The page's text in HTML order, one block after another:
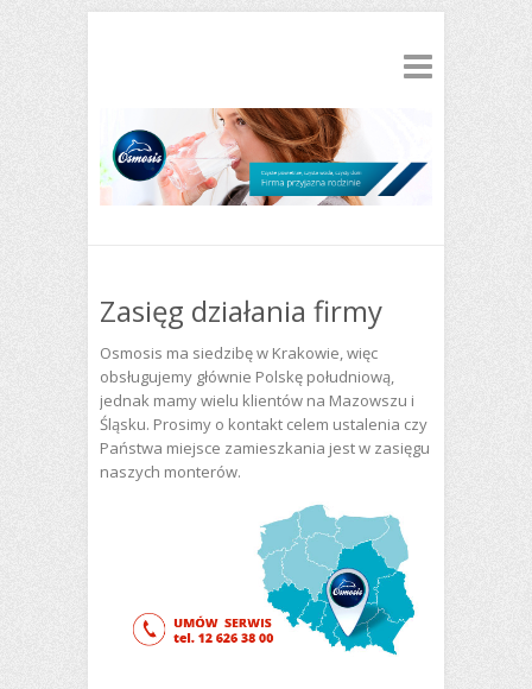
Zasięg działania firmy
Osmosis ma siedzibę w Krakowie, więc
obsługujemy głównie Polskę południową,
jednak mamy wielu klientów na Mazowszu i
Śląsku. Prosimy o kontakt celem ustalenia czy
Państwa miejsce zamieszkania jest w zasięgu
naszych monterów.